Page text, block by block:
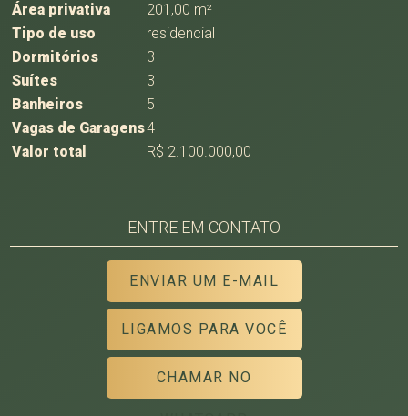
Área privativa
201,00 m²
Tipo de uso
residencial
Dormitórios
3
Suítes
3
Banheiros
5
Vagas de Garagens4
Valor total
R$ 2.100.000,00
ENTRE EM CONTATO
ENVIAR UM E-MAIL
LIGAMOS PARA VOCÊ
CHAMAR NO